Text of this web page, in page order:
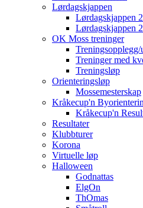
Lørdagskjappen
Lørdagskjappen
Lørdagskjappen
OK Moss treninger
Treninger med
Treningsløp
Orienteringsløp
Mossemesterskap
Kråkecup'n
Kråkecup'n
Resultater
Klubbturer
Korona
Virtuelle løp
Halloween
Godnattas
ElgOn
ThOmas